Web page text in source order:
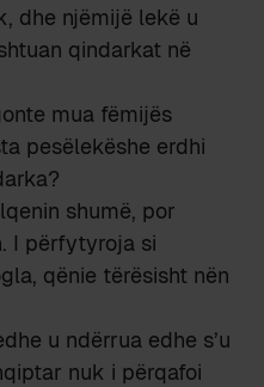
dhe njëmijë lekë u
qindarkat në
mua fëmijës
pesëlekëshe erdhi
shumë, por
I përfytyroja si
qënie tërësisht nën
u ndërrua edhe s’u
nuk i përqafoi